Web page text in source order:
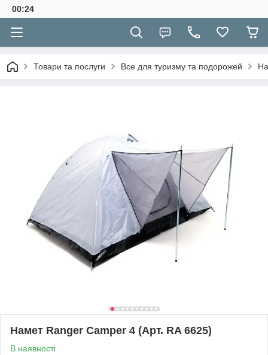
00:24
Товари та послуги Все для туризму та подорожей
Намет Ranger Сamper 4 (Арт. RA 6625)
В наявності